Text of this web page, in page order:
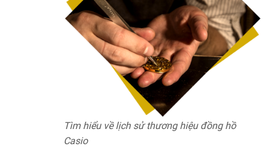
Tìm hiểu về lịch sử thương hiệu đồng hồ
Casio